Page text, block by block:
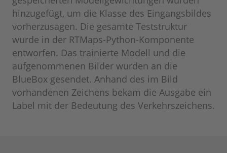
hinzugefügt, um die Klasse des Eingangsbildes
vorherzusagen. Die gesamte Teststruktur
wurde in der RTMaps-Python-Komponente
entworfen. Das trainierte Modell und die
aufgenommenen Bilder wurden an die
BlueBox gesendet. Anhand des im Bild
vorhandenen Zeichens bekam die Ausgabe ein
Label mit der Bedeutung des Verkehrszeichens.